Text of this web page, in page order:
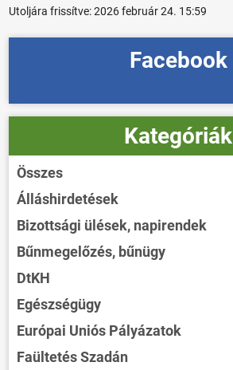
Utoljára frissítve:2026 február 24. 15:59
Facebook
Kategóriák
Összes
Álláshirdetések
Bizottsági ülések, napirendek
Bűnmegelőzés, bűnügy
DtKH
Egészségügy
Európai Uniós Pályázatok
Faültetés Szadán